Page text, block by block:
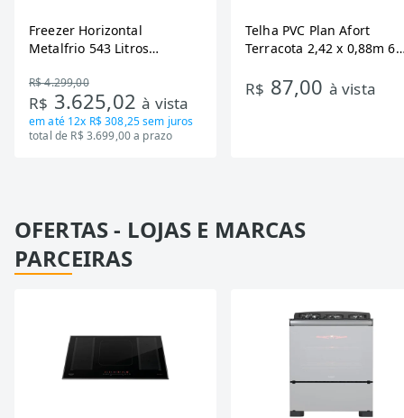
Freezer Horizontal
Metalfrio 543 Litros
Tecnologia Inverter, Branco,
Bivolt
R$ 4.299,00
R$ 3.625,02à vista
em até 12x R$ 308,25sem juros
total de R$ 3.699,00 a prazo
Telha PVC Plan Afort
Terracota 2,42 x 0,88m 6
R$ 87,00 à vista
OFERTAS - LOJAS E MARCAS
PARCEIRAS